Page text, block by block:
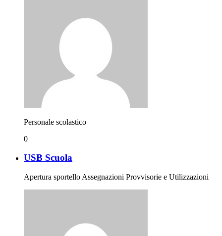
Personale scolastico
0
USB Scuola
Apertura sportello Assegnazioni Provvisorie e Utilizzazioni